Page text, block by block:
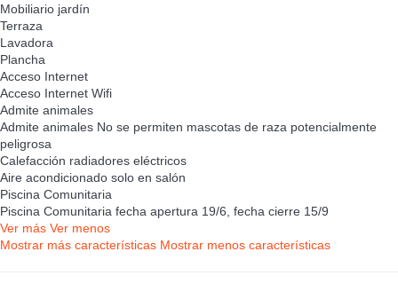
Mobiliario jardín
Terraza
Lavadora
Plancha
Acceso Internet
Acceso Internet Wifi
Admite animales
Admite animales No se permiten mascotas de raza potencialmente
peligrosa
Calefacción radiadores eléctricos
Aire acondicionado solo en salón
Piscina Comunitaria
Piscina Comunitaria fecha apertura 19/6, fecha cierre 15/9
Ver más Ver menos
Mostrar más características Mostrar menos características